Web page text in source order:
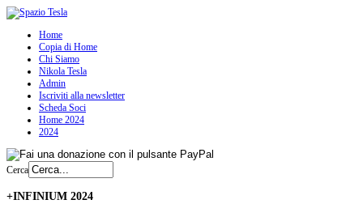
Home
Copia di Home
Chi Siamo
Nikola Tesla
Admin
Iscriviti alla newsletter
Scheda Soci
Home 2024
2024
Cerca
+INFINIUM 2024